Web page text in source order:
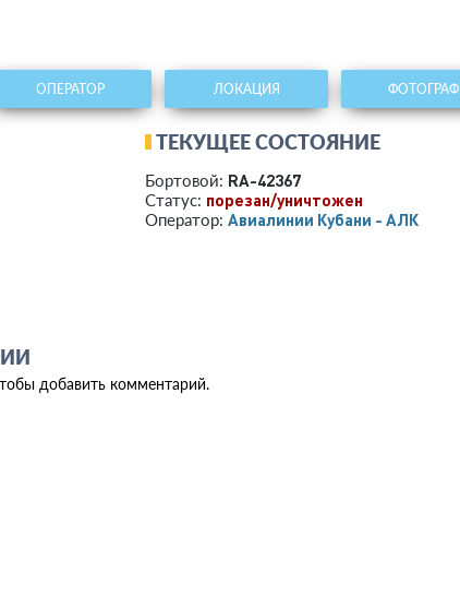
ОПЕРАТОР ЛОКАЦИЯ ФОТОГРАФ
ТЕКУЩЕЕ СОСТОЯНИЕ
Бортовой: RA-42367
Статус: порезан/уничтожен
Оператор: Авиалинии Кубани - АЛК
добавить комментарий.